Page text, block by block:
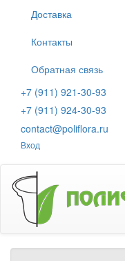
содержанию
Доставка
Контакты
Обратная связь
+7 (911) 921-30-93
+7 (911) 924-30-93
contact@poliflora.ru
Вход